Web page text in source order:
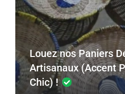
Décoratifs
Pagne